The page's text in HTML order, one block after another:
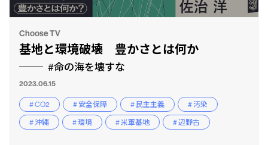
Choose TV
基地と環境破壊 豊かさとは何か
#命の海を壊すな
2023.06.15
# CO2 # 安全保障 # 民主主義
# 汚染
# 沖縄
# 環境 # 米軍基地 # 辺野古